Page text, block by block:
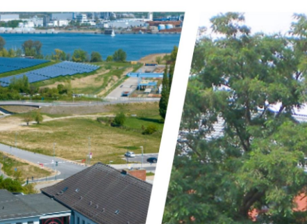
Lübsche Straße
Mozartstraße
Zierow
Wohnheim